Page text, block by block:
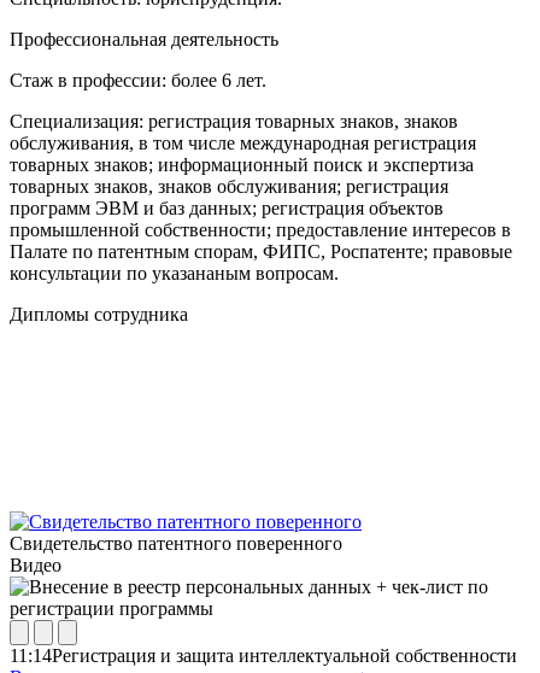
Профессиональная деятельность
Стаж в профессии: более 6 лет.
Специализация: регистрация товарных знаков, знаков
обслуживания, в том числе международная регистрация
товарных знаков; информационный поиск и экспертиза
товарных знаков, знаков обслуживания; регистрация
программ ЭВМ и баз данных; регистрация объектов
промышленной собственности; предоставление интересов в
Палате по патентным спорам, ФИПС, Роспатенте; правовые
консультации по указанaным вопросам.
Дипломы сотрудника
Свидетельство патентного поверенного
Видео
11:14Регистрация и защита интеллектуальной собственности